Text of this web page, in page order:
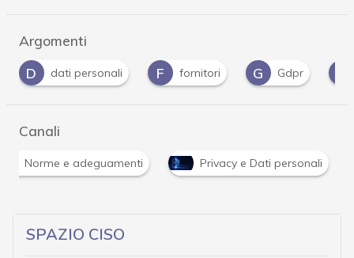
Argomenti
D
dati personali F fornitori G Gdpr
Canali
Norme e adeguamenti Privacy e Dati personali
SPAZIO CISO